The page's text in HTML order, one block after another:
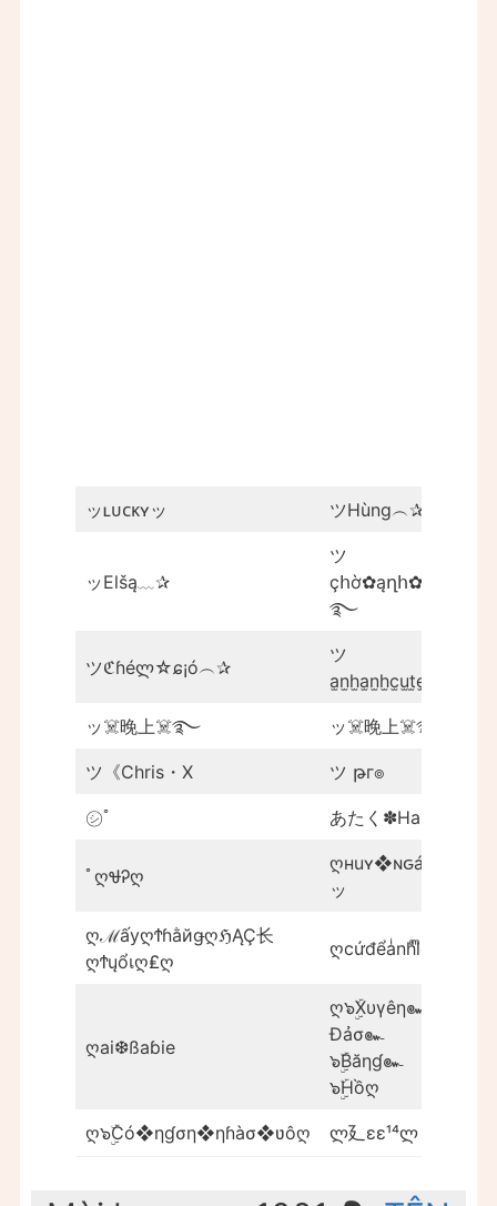
ッʟᴜᴄᴋʏッ ツHùng︵✰90
ッElšą﹏✰
ツ
çհờ✿ąղհ✿էí
࿐
ツℭɦéლ☆ɕ¡ó︵✰
ツ
a̫n̫h̫a̫n̫h̫c̫u̫t̫e̫͜✿҈
ッ☠️晚上☠️࿐ ッ☠️晚上☠️࿐
ツ《Chris・X ツ թг๏
㋛ﾟ あたく✽Haru
ﾟღᏠᎮღ
ღнuʏ❖ɴԍáo
ッ
ღℳấуღϮɦằйǥღℌĄÇ长
ღϮųổเღ₤ღ
ღcứđểaͥnhͣlͫoღ
ღai❆ßaɓie
ღ๖ۣۜXυүêη๛
Đảσ๛
๖ۣۜBăηɠ๛
๖ۣۜHồღ
ღ๖ۣۜCó❖ηɠση❖ηɦàσ❖ʋôღ ლ廴ɛɛ¹⁴ლ